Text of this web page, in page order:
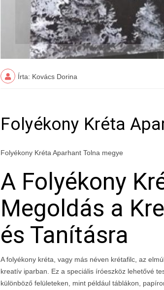
Írta: Kovács Dorina
Folyékony Kréta
Folyékony Kréta Aparhant Tolna megye
A Folyékony
Megoldás a
és Tanításra
A folyékony kréta, vagy más néven krétafilc, az
kreatív iparban. Ez a speciális íróeszköz lehetővé
különböző felületeken, mint például táblákon,